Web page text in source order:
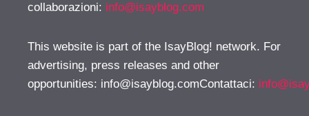
collaborazioni: info@isayblog.com
This website is part of the IsayBlog! network. For
advertising, press releases and other
opportunities: info@isayblog.comContattaci: